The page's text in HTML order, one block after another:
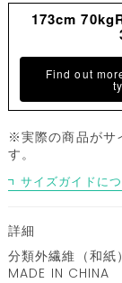
173cm
Find out
※実際の商品がサ
す。
サイズガイドに
詳細
分類外繊維（和紙
MADE IN CHINA